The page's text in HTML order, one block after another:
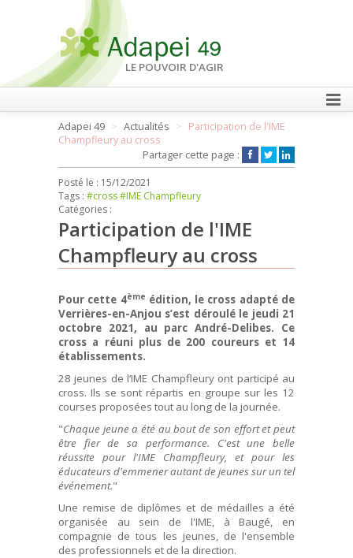
LE POUVOIR D'AGIR
FAIRE UN DON
Adapei 49 Actualités
Participation de l'IME
Champfleury au cross
Partager cette page :
Posté le : 15/12/2021
Tags : #cross#IME Champfleury
Catégories :
Participation de l'IME
Champfleury au cross
Pour cette 4ème édition, le cross adapté de
Verrières-en-Anjou s’est déroulé le jeudi 21
octobre 2021, au parc André-Delibes. Ce
cross a réuni plus de 200 coureurs et 14
établissements.
28 jeunes de l’IME Champfleury ont participé au
cross. Ils se sont répartis en groupe sur les 12
courses proposées tout au long de la journée.
"Chaque jeune a été au bout de son effort et peut
être fier de sa performance. C'est une belle
réussite pour l'IME Champfleury, et pour les
éducateurs d'emmener autant de jeunes sur un tel
événement."
Une remise de diplômes et de médailles a été
organisée au sein de l'IME, à Baugé, en
compagnie de tous les jeunes, de l'ensemble
des professionnels et de la direction.